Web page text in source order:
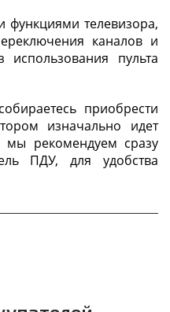
функциями телевизора,
каналов и
использования пульта
приобрести
изначально идет
мы рекомендуем сразу
ПДУ, для удобства